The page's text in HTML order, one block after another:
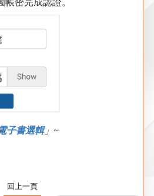
帳密完成認證。
子書選輯」~
回上一頁